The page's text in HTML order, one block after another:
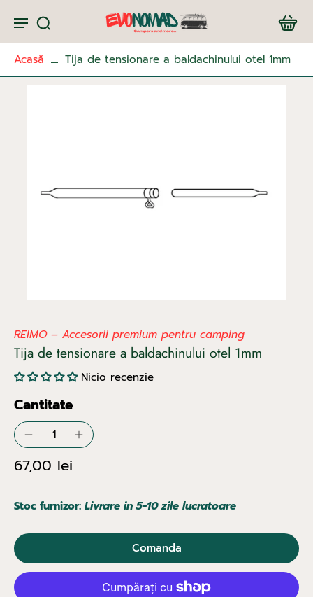
Acasă Tija de tensionare a baldachinului otel 1mm
REIMO – Accesorii premium pentru camping
Tija de tensionare a baldachinului otel 1mm
Nicio recenzie
Cantitate
67,00 lei
Comanda
Stoc furnizor: Livrare in 5-10 zile lucratoare